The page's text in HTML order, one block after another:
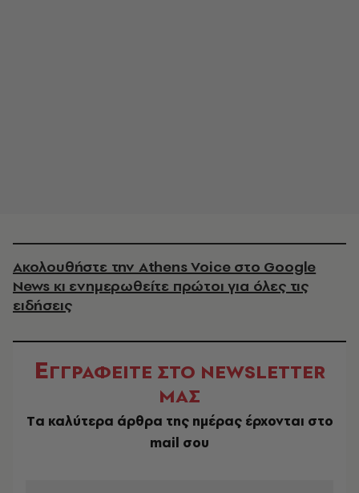
Ακολουθήστε την Athens Voice στο Google
News κι ενημερωθείτε πρώτοι για όλες τις
ειδήσεις
ΕΓΓΡΑΦΕΙΤΕ ΣΤΟ NEWSLETTER
ΜΑΣ
Tα καλύτερα άρθρα της ημέρας έρχονται στο
mail σου